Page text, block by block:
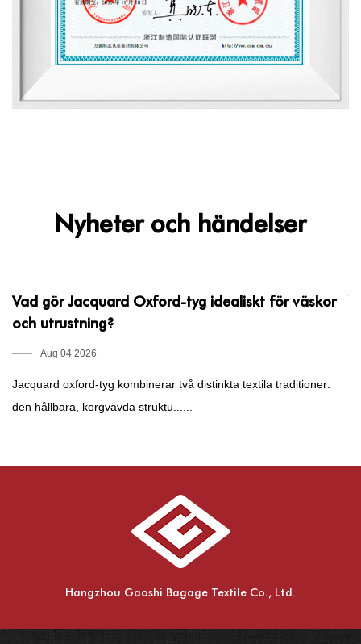
Nyheter och händelser
Vad gör Jacquard Oxford-tyg idealiskt för väskor
och utrustning?
Aug 04 2026
Jacquard oxford-tyg kombinerar två distinkta textila traditioner:
den hållbara, korgvävda struktu......
Hangzhou Gaoshi Bagage Textile Co., Ltd.